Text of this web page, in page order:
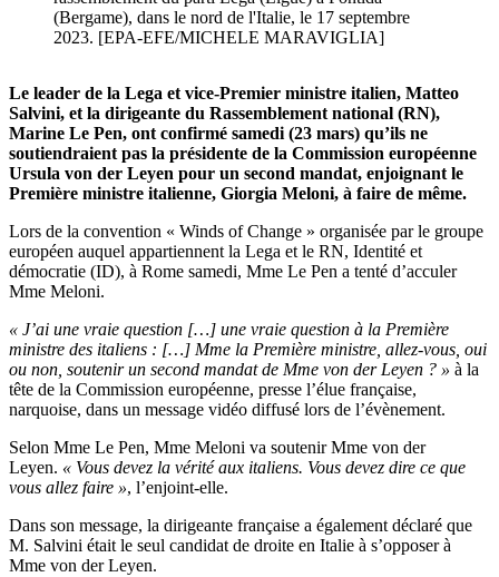
(Bergame), dans le nord de l'Italie, le 17 septembre
2023. [EPA-EFE/MICHELE MARAVIGLIA]
Le leader de la Lega et vice-Premier ministre italien, Matteo
Salvini, et la dirigeante du Rassemblement national (RN),
Marine Le Pen, ont confirmé samedi (23 mars) qu’ils ne
soutiendraient pas la présidente de la Commission européenne
Ursula von der Leyen pour un second mandat, enjoignant le
Première ministre italienne, Giorgia Meloni, à faire de même.
Lors de la convention « Winds of Change » organisée par le groupe
européen auquel appartiennent la Lega et le RN, Identité et
démocratie (ID), à Rome samedi, Mme Le Pen a tenté d’acculer
Mme Meloni.
« J’ai une vraie question […] une vraie question à la Première
ministre des italiens : […] Mme la Première ministre, allez-vous, oui
ou non, soutenir un second mandat de Mme von der Leyen ? » à la
tête de la Commission européenne, presse l’élue française,
narquoise, dans un message vidéo diffusé lors de l’évènement.
Selon Mme Le Pen, Mme Meloni va soutenir Mme von der
Leyen. « Vous devez la vérité aux italiens. Vous devez dire ce que
vous allez faire », l’enjoint-elle.
Dans son message, la dirigeante française a également déclaré que
M. Salvini était le seul candidat de droite en Italie à s’opposer à
Mme von der Leyen.